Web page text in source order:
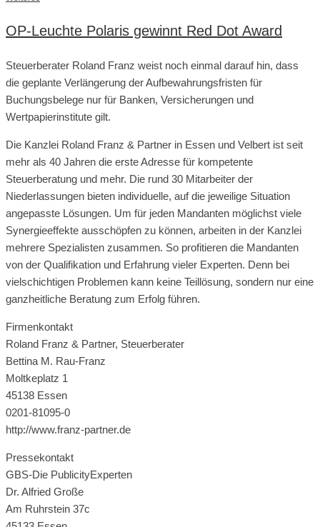
OP-Leuchte Polaris gewinnt Red Dot Award
Steuerberater Roland Franz weist noch einmal darauf hin, dass
die geplante Verlängerung der Aufbewahrungsfristen für
Buchungsbelege nur für Banken, Versicherungen und
Wertpapierinstitute gilt.
Die Kanzlei Roland Franz & Partner in Essen und Velbert ist seit
mehr als 40 Jahren die erste Adresse für kompetente
Steuerberatung und mehr. Die rund 30 Mitarbeiter der
Niederlassungen bieten individuelle, auf die jeweilige Situation
angepasste Lösungen. Um für jeden Mandanten möglichst viele
Synergieeffekte ausschöpfen zu können, arbeiten in der Kanzlei
mehrere Spezialisten zusammen. So profitieren die Mandanten
von der Qualifikation und Erfahrung vieler Experten. Denn bei
vielschichtigen Problemen kann keine Teillösung, sondern nur eine
ganzheitliche Beratung zum Erfolg führen.
Firmenkontakt
Roland Franz & Partner, Steuerberater
Bettina M. Rau-Franz
Moltkeplatz 1
45138 Essen
0201-81095-0
http://www.franz-partner.de
Pressekontakt
GBS-Die PublicityExperten
Dr. Alfried Große
Am Ruhrstein 37c